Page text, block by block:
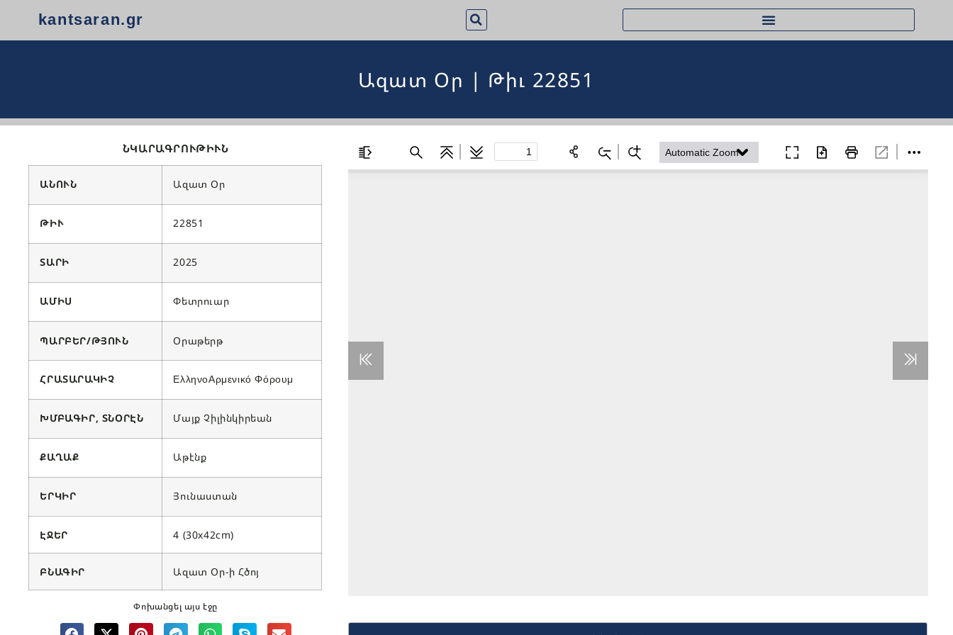
kantsaran.gr
Ազատ Օր | Թիւ 22851
ՆԿԱՐԱԳՐՈՒԹԻՒՆ
ԱՆՈՒՆ Ազատ Օր
ԹԻՒ 22851
ՏԱՐԻ 2025
ԱՄԻՍ Փետրուար
ՊԱՐԲԵՐ/ԹՅՈՒՆ Օրաթերթ
ՀՐԱՏԱՐԱԿԻՉ ΕλληνοΑρμενικό Φόρουμ
ԽՄԲԱԳԻՐ, ՏՆՕՐԷՆ Մայք Չիլինկիրեան
ՔԱՂԱՔ Աթէնք
ԵՐԿԻՐ Յունաստան
ԷՋԵՐ 4 (30x42cm)
ԲՆԱԳԻՐ Ազատ Օր-ի Հծոյ
Փոխանցել այս էջը